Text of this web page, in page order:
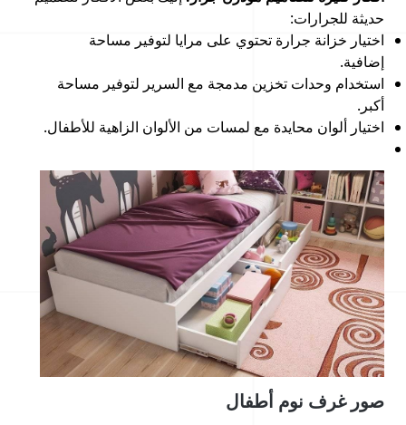
حديثة للجرارات:
اختيار خزانة جرارة تحتوي على مرايا لتوفير مساحة
إضافية.
استخدام وحدات تخزين مدمجة مع السرير لتوفير مساحة
أكبر.
اختيار ألوان محايدة مع لمسات من الألوان الزاهية للأطفال.
صور غرف نوم أطفال